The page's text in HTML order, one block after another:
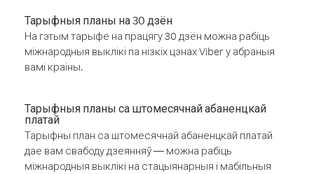
Тарыфныя планы на 30 дзён
На гэтым тарыфе на працягу 30 дзён можна рабіць
міжнародныя выклікі па нізкіх цэнах Viber у абраныя
вамі краіны.
Тарыфныя планы са штомесячнай абаненцкай
платай
Тарыфны план са штомесячнай абаненцкай платай
дае вам свабоду дзеянняў — можна рабіць
міжнародныя выклікі на стацыянарныя і мабільныя